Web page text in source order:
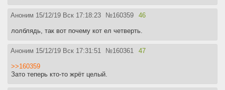
Аноним 15/12/19 Вск 17:18:23 №160359 46
лолблядь, так вот почему кот ел четверть.
Аноним 15/12/19 Вск 17:31:51 №160361 47
>>160359
Зато теперь кто-то жрёт целый.